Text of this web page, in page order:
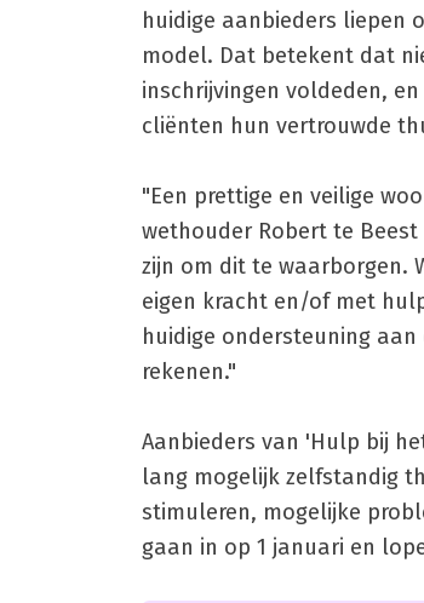
huidige aanbieders liepen
model. Dat betekent dat
inschrijvingen voldeden,
cliënten hun vertrouwde
"Een prettige en veilige
wethouder Robert te
zijn om dit te waarborgen.
eigen kracht en/of met
huidige ondersteuning
rekenen."
Aanbieders van 'Hulp bij
lang mogelijk zelfstandig
stimuleren, mogelijke
gaan in op 1 januari en